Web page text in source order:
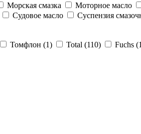
Морская смазка
Моторное масло
Судовое масло
Суспензия
Томфлон (1) Total (110) Fuchs